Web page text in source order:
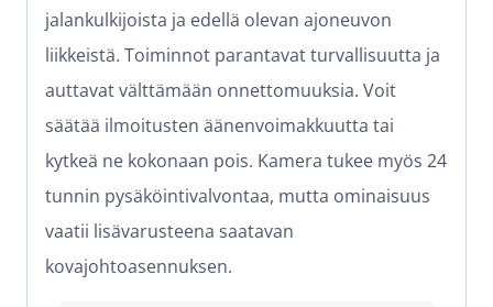
jalankulkijoista ja edellä olevan ajoneuvon
liikkeistä. Toiminnot parantavat turvallisuutta ja
auttavat välttämään onnettomuuksia. Voit
säätää ilmoitusten äänenvoimakkuutta tai
kytkeä ne kokonaan pois. Kamera tukee myös 24
tunnin pysäköintivalvontaa, mutta ominaisuus
vaatii lisävarusteena saatavan
kovajohtoasennuksen.